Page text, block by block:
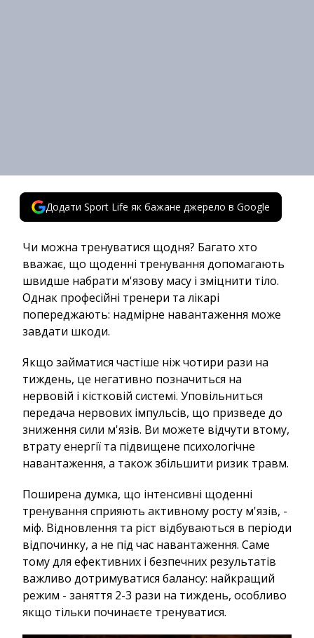
Додати Sport Life як бажане джерело в Google
Чи можна тренуватися щодня? Багато хто
вважає, що щоденні тренування допомагають
швидше набрати м'язову масу і зміцнити тіло.
Однак професійні тренери та лікарі
попереджають: надмірне навантаження може
завдати шкоди.
Якщо займатися частіше ніж чотири рази на
тиждень, це негативно позначиться на
нервовій і кістковій системі. Уповільниться
передача нервових імпульсів, що призведе до
зниження сили м'язів. Ви можете відчути втому,
втрату енергії та підвищене психологічне
навантаження, а також збільшити ризик травм.
Поширена думка, що інтенсивні щоденні
тренування сприяють активному росту м'язів, -
міф. Відновлення та ріст відбуваються в періоди
відпочинку, а не під час навантаження. Саме
тому для ефективних і безпечних результатів
важливо дотримуватися балансу: найкращий
режим - заняття 2-3 рази на тиждень, особливо
якщо тільки починаєте тренуватися.